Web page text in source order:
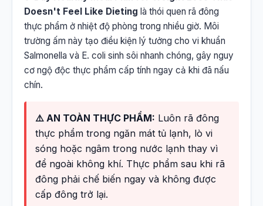
Doesn't Feel Like Dieting là thói quen rã đông
thực phẩm ở nhiệt độ phòng trong nhiều giờ. Môi
trường ấm này tạo điều kiện lý tưởng cho vi khuẩn
Salmonella và E. coli sinh sôi nhanh chóng, gây nguy
cơ ngộ độc thực phẩm cấp tính ngay cả khi đã nấu
chín.
⚠️ AN TOÀN THỰC PHẨM: Luôn rã đông
thực phẩm trong ngăn mát tủ lạnh, lò vi
sóng hoặc ngâm trong nước lạnh thay vì
để ngoài không khí. Thực phẩm sau khi rã
đông phải chế biến ngay và không được
cấp đông trở lại.